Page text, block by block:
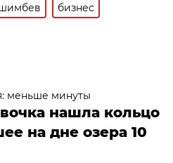
бизнес
меньше минуты
нашла кольцо
на дне озера 10